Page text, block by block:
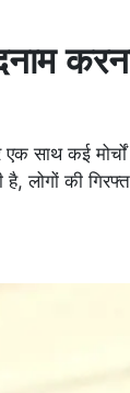
साथ कई मोर्चों
लोगों की